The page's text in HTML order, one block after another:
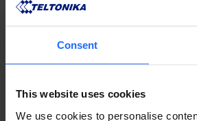
Consent
This website uses cookies
We use cookies to personalise